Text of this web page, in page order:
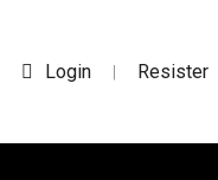
Login | Resister